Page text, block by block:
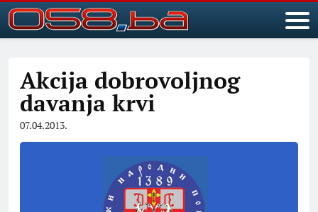
Akcija dobrovoljnog
davanja krvi
07.04.2013.